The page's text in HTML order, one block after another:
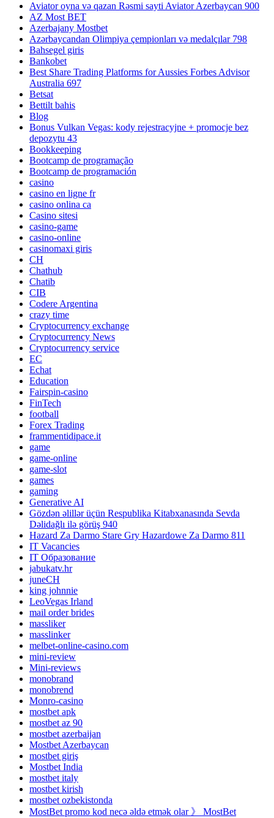
Aviator oyna və qazan Rəsmi sayti Aviator Azerbaycan 900
AZ Most BET
Azerbajany Mostbet
Azərbaycandan Olimpiya çempionları və medalçılar 798
Bahsegel giris
Bankobet
Best Share Trading Platforms for Aussies Forbes Advisor
Australia 697
Betsat
Bettilt bahis
Blog
Bonus Vulkan Vegas: kody rejestracyjne + promocje bez
depozytu 43
Bookkeeping
Bootcamp de programação
Bootcamp de programación
casino
casino en ligne fr
casino onlina ca
Casino sitesi
casino-game
casino-online
casinomaxi giris
CH
Chathub
Chatib
CIB
Codere Argentina
crazy time
Cryptocurrency exchange
Cryptocurrency News
Cryptocurrency service
EC
Echat
Education
Fairspin-casino
FinTech
football
Forex Trading
frammentidipace.it
game
game-online
game-slot
games
gaming
Generative AI
Gözdən əlillər üçün Respublika Kitabxanasında Sevda
Dəlidağlı ilə görüş 940
Hazard Za Darmo Stare Gry Hazardowe Za Darmo 811
IT Vacancies
IT Образование
jabukatv.hr
juneCH
king johnnie
LeoVegas Irland
mail order brides
massliker
masslinker
melbet-online-casino.com
mini-review
Mini-reviews
monobrand
monobrend
Monro-casino
mostbet apk
mostbet az 90
mostbet azerbaijan
Mostbet Azerbaycan
mostbet giriş
Mostbet India
mostbet italy
mostbet kirish
mostbet ozbekistonda
MostBet promo kod necə əldə etmək olar 》 MostBet